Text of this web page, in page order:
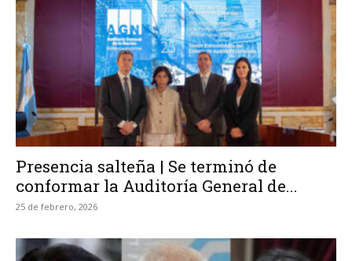
Presencia salteña | Se terminó de
conformar la Auditoría General de...
25 de febrero, 2026